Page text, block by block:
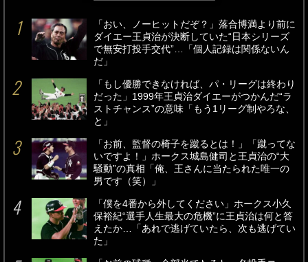
「おい、ノーヒットだぞ？」落合博満より前に
ダイエー王貞治が決断していた“日本シリーズ
で無安打投手交代”…「個人記録は関係ないん
だ」
「もし優勝できなければ、パ・リーグは終わり
だった」1999年王貞治ダイエーがつかんだ“ラ
ストチャンス”の意味「もう1リーグ制やろな、
と」
「お前、監督の椅子を蹴るとは！」「蹴ってな
いですよ！」ホークス城島健司と王貞治の“大
騒動”の真相「俺、王さんに当たられた唯一の
男です（笑）」
「僕を4番から外してください」ホークス小久
保裕紀“選手人生最大の危機”に王貞治は何と答
えたか…「あれで逃げていたら、次も逃げてい
た」